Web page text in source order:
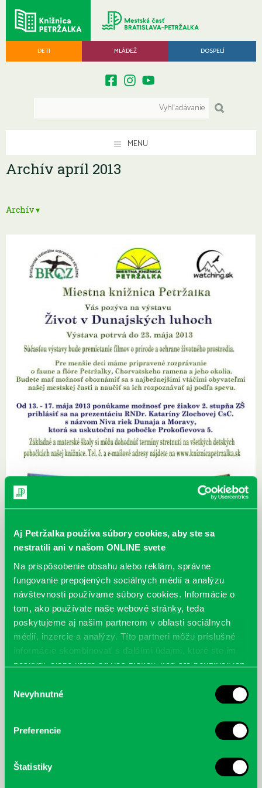
Aj Petržalka používa súbory cookies, aby ste sa
nestratili ani v našom ONLINE svete
Na prispôsobenie obsahu alebo reklám, správne
fungovanie prepojených sociálnych médií a analýzu
návštevnosti používame súbory cookies. Informácie o
tom, ako používate naše webové stránky, teda
poskytujeme aj našim partnerom v oblasti sociálnych
médií, inzercie a analýzy. Títo partneri môžu príslušné
informácie skombinovať s ďalšími údajmi, ktoré ste im
poskytli, alebo ktoré od vás získali, keď ste používali ich
súhlasu
Nevyhnutné
Preferencie
Štatistiky
DETI MLÁDEŽ DOSPELÍ
MENU
Archív apríl 2013
Archív ▾
výstava – Život v dunajských luhoch
23.04.
pre zobrazenie v plnej veľkosti kliknite na obrázok